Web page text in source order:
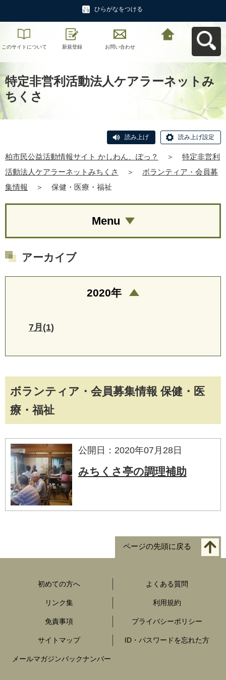
ひらがなをつける
このサイトについて 新規登録 お問い合わせ
特定非営利活動法人ケアラーネットみ
ちくさ
読み上げ 読み上げ設定
柏市民公益活動情報サイト かしわん、ぽっ？ ＞
特定非営利
活動法人ケアラーネットみちくさ
＞
ボランティア・会員募
集情報
＞ 保健・医療・福祉
ボランティア・会員募集情報 保健・医
療・福祉
公開日：2020年07月28日
みちくさ亭の調理補助
Menu
アーカイブ
2020年
7月(1)
ページの先頭に戻る
初めての方へ よくある質問
リンク集 利用規約
免責事項 プライバシーポリシー
サイトマップ ID・パスワードを忘れた方
メールマガジンバックナンバー